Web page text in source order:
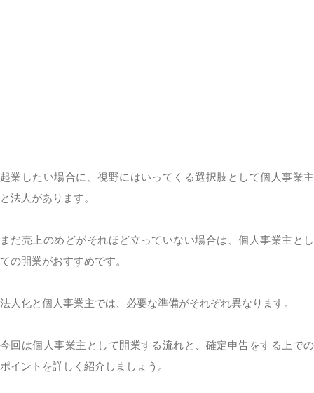
起業したい場合に、視野にはいってくる選択肢として個人事業主
と法人があります。
まだ売上のめどがそれほど立っていない場合は、個人事業主とし
ての開業がおすすめです。
法人化と個人事業主では、必要な準備がそれぞれ異なります。
今回は個人事業主として開業する流れと、確定申告をする上での
ポイントを詳しく紹介しましょう。